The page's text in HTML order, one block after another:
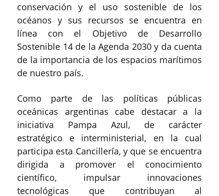
conservación y el uso sostenible de los
océanos y sus recursos se encuentra en
línea con el Objetivo de Desarrollo
Sostenible 14 de la Agenda 2030 y da cuenta
de la importancia de los espacios marítimos
de nuestro país.
Como parte de las políticas públicas
oceánicas argentinas cabe destacar a la
iniciativa Pampa Azul, de carácter
estratégico e interministerial, en la cual
participa esta Cancillería, y que se encuentra
dirigida a promover el conocimiento
científico, impulsar innovaciones
tecnológicas que contribuyan al